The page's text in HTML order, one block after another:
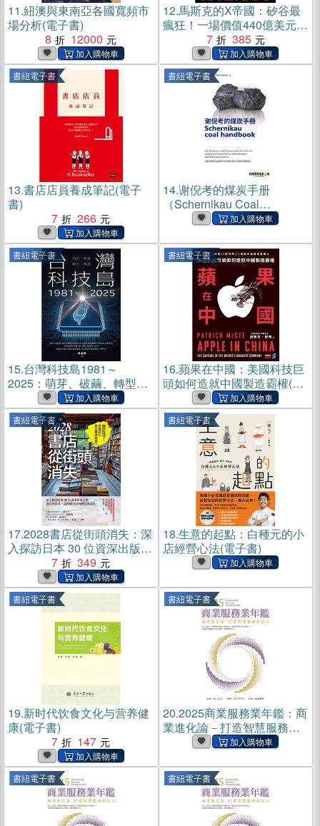
11.紐澳與東南亞各國寬頻市
場分析(電子書)
8
12000
12.馬斯克的X帝國：矽谷最
瘋狂！一場價值440億美元的
推特權力遊戲(電子書)
7 385
書紐電子書
13.書店店員養成筆記(電子
書)
7
266
書紐電子書
14.谢倪考的煤炭手册
（Schernikau Coal
Handbook）(電子書)
書紐電子書
15.台灣科技島1981～
2025：萌芽、破繭、轉型、
爆發(電子書)
書紐電子書
16.蘋果在中國：美國科技巨
頭如何造就中國製造霸權(電
書紐電子書
17.2028書店從街頭消失：深
入探訪日本 30 位資深出版人
與書店經營者，談實體書店
的轉型與再生。(電子書)
7 349
書紐電子書
18.生意的起點：白種元的小
店經營心法(電子書)
書紐電子書
19.新时代饮食文化与营养健
康(電子書)
7
147
書紐電子書
20.2025商業服務業年鑑：商
業進化論－打造智慧服務新
紀元（第十三章）(電子書)
書紐電子書 書紐電子書